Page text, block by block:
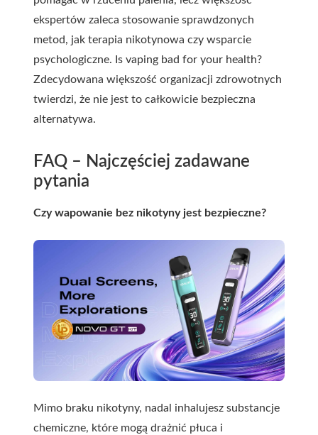
ekspertów zaleca stosowanie sprawdzonych
metod, jak terapia nikotynowa czy wsparcie
psychologiczne. Is vaping bad for your health?
Zdecydowana większość organizacji zdrowotnych
twierdzi, że nie jest to całkowicie bezpieczna
alternatywa.
FAQ – Najczęściej zadawane
pytania
Czy wapowanie bez nikotyny jest bezpieczne?
Mimo braku nikotyny, nadal inhalujesz substancje
chemiczne, które mogą drażnić płuca i